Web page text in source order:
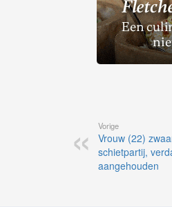
Vorige
Vrouw (22)
schietpartij,
aangehouden